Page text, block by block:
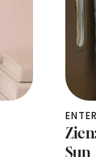
Sun